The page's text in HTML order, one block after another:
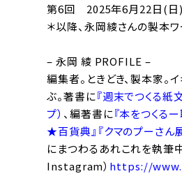
第6回 2025年6月22日(日)
＊以降、永岡綾さんの製本
– 永岡 綾 PROFILE –
編集者。ときどき、製本家。
ぶ。著書に『週末でつくる紙
プ） 、編著書に『本をつくる
★百貨典』 『クマのプーさ
にまつわるあれこれを執筆
Instagram） https://